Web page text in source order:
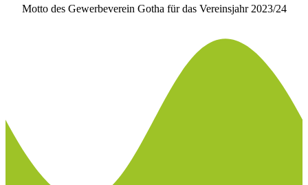
Motto des Gewerbeverein Gotha für das Vereinsjahr 2023/24